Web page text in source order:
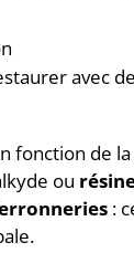
avec
fonction de
ou
: